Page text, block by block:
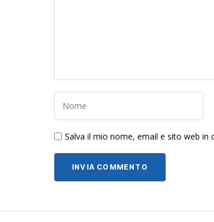
Salva il mio nome, email e sito web